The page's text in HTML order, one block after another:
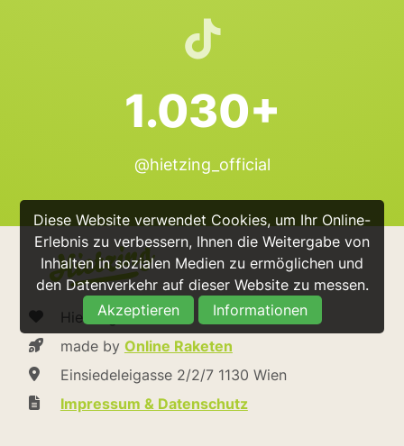
Diese Website verwendet Cookies, um Ihr Online-
Erlebnis zu verbessern, Ihnen die Weitergabe von
Inhalten in sozialen Medien zu ermöglichen und
den Datenverkehr auf dieser Website zu messen.
Akzeptieren
Informationen
1.030+
@hietzing_official
Hietzing.at
made by Online Raketen
Einsiedeleigasse 2/2/7 1130 Wien
Impressum & Datenschutz